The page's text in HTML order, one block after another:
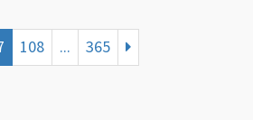
108 ... 365